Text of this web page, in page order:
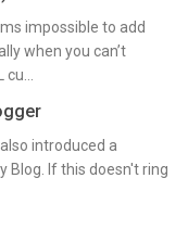
impossible to add
when you can’t
cu...
introduced a
Blog. If this doesn't ring